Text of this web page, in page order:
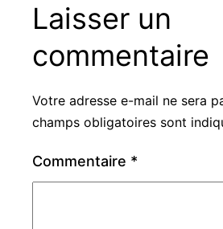
Laisser un
commentaire
Votre adresse e-mail ne sera
champs obligatoires sont
Commentaire *